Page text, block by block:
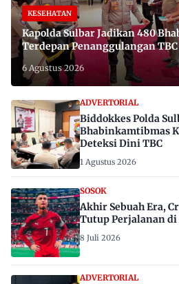
KESEHATAN
Kapolda Sulbar Jadikan 480
Terdepan Penanggulangan TBC
di 650 Desa
6 Agustus 2026
ADVERTORIAL
Biddokkes Polda
Bhabinkamtibmas
Deteksi Dini TBC
1 Agustus 2026
SOSOK
Akhir Sebuah Era,
Tutup Perjalanan
8 Juli 2026
ADVERTORIAL